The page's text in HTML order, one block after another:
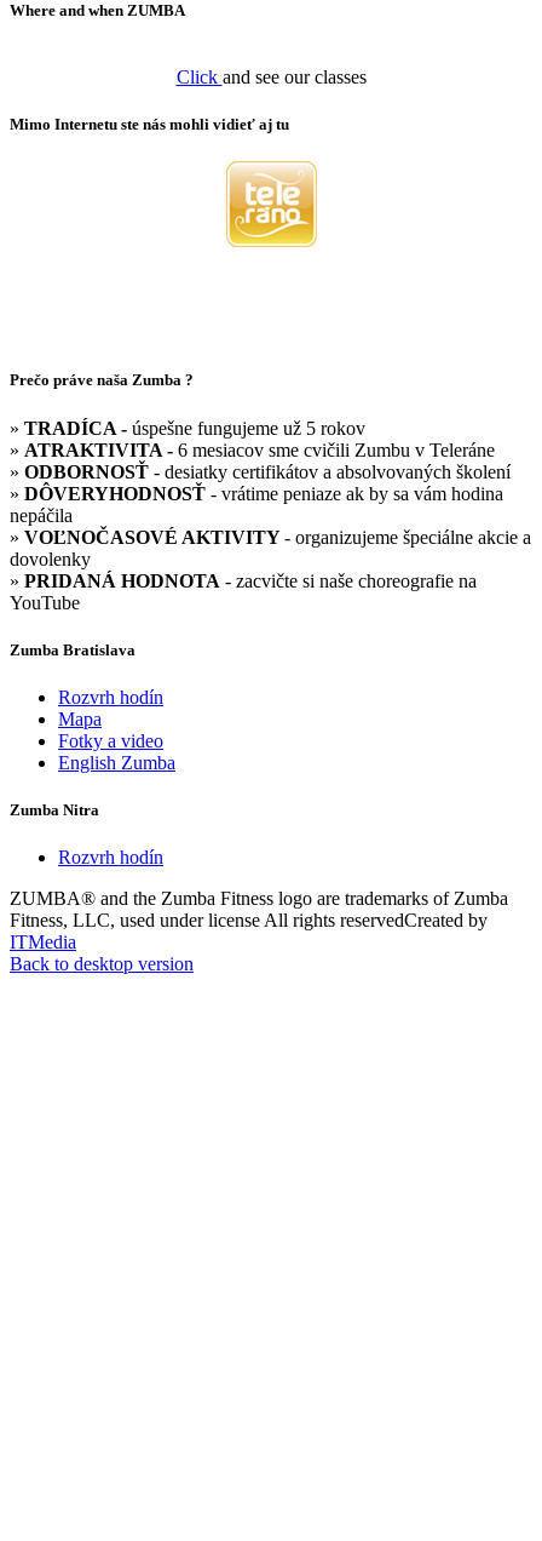
Where and when ZUMBA
Click and see our classes
Mimo Internetu ste nás mohli vidieť aj tu
Prečo práve naša Zumba ?
» TRADÍCA - úspešne fungujeme už 5 rokov
» ATRAKTIVITA - 6 mesiacov sme cvičili Zumbu v Teleráne
» ODBORNOSŤ - desiatky certifikátov a absolvovaných školení
» DÔVERYHODNOSŤ - vrátime peniaze ak by sa vám hodina
nepáčila
» VOĽNOČASOVÉ AKTIVITY- organizujeme špeciálne akcie a
dovolenky
» PRIDANÁ HODNOTA - zacvičte si naše choreografie na
YouTube
Zumba Bratislava
Rozvrh hodín
Mapa
Fotky a video
English Zumba
Zumba Nitra
Rozvrh hodín
ZUMBA® and the Zumba Fitness logo are trademarks of Zumba
Fitness, LLC, used under license All rights reservedCreated by
ITMedia
Back to desktop version